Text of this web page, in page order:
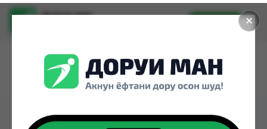
✕
Доруи ман
Установить